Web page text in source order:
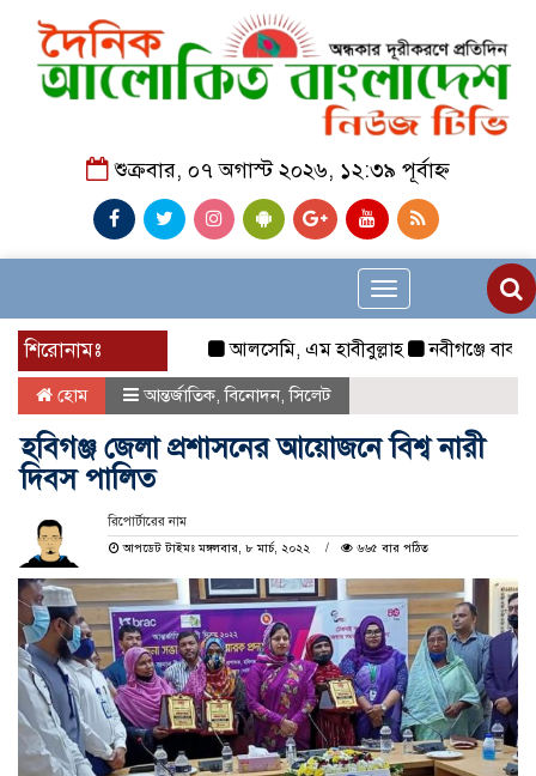
শুক্রবার, ০৭ অগাস্ট ২০২৬, ১২:৩৯ পূর্বাহ্ন
Toggle
navigation
শিরোনামঃ আলসেমি, এম হাবীবুল্লাহ নবীগঞ্জে
হোম আন্তর্জাতিক,বিনোদন,সিলেট
হবিগঞ্জ জেলা প্রশাসনের আয়োজনে বিশ্ব নারী
দিবস পালিত
রিপোর্টারের নাম
আপডেট টাইমঃ মঙ্গলবার, ৮ মার্চ, ২০২২
৬৬৫ বার পঠিত